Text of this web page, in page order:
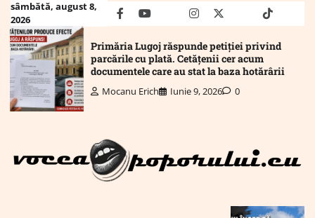
Skip
content
sâmbătă, august 8,
2026
facebookyoutubeMailinstagram
twitter truthtiktok
Primăria Lugoj răspunde petiției privind
parcările cu plată. Cetățenii cer acum
documentele care au stat la baza hotărârii
Mocanu Erich Iunie 9, 2026 0